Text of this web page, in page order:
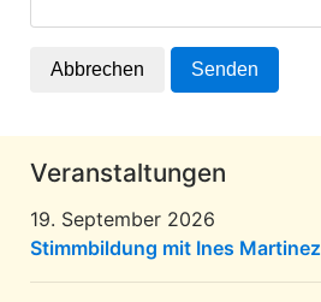
Abbrechen Senden
Veranstaltungen
19. September 2026
Stimmbildung mit Ines Martinez